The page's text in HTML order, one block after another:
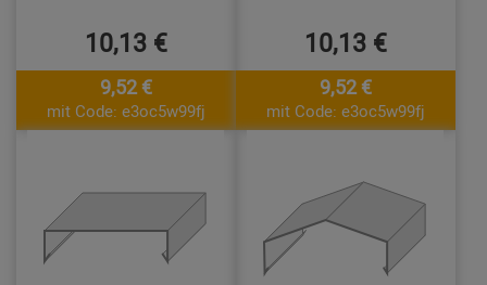
10,13 €
9,52 €
mit Code: e3oc5w99fj
10,13 €
9,52 €
mit Code: e3oc5w99fj